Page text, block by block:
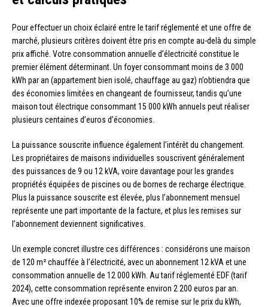
Pour effectuer un choix éclairé entre le tarif réglementé et une offre de
marché, plusieurs critères doivent être pris en compte au-delà du simple
prix affiché. Votre consommation annuelle d’électricité constitue le
premier élément déterminant. Un foyer consommant moins de 3 000
kWh par an (appartement bien isolé, chauffage au gaz) n’obtiendra que
des économies limitées en changeant de fournisseur, tandis qu’une
maison tout électrique consommant 15 000 kWh annuels peut réaliser
plusieurs centaines d’euros d’économies.
La puissance souscrite influence également l’intérêt du changement.
Les propriétaires de maisons individuelles souscrivent généralement
des puissances de 9 ou 12 kVA, voire davantage pour les grandes
propriétés équipées de piscines ou de bornes de recharge électrique.
Plus la puissance souscrite est élevée, plus l’abonnement mensuel
représente une part importante de la facture, et plus les remises sur
l’abonnement deviennent significatives.
Un exemple concret illustre ces différences : considérons une maison
de 120 m² chauffée à l’électricité, avec un abonnement 12 kVA et une
consommation annuelle de 12 000 kWh. Au tarif réglementé EDF (tarif
2024), cette consommation représente environ 2 200 euros par an.
Avec une offre indexée proposant 10% de remise sur le prix du kWh,